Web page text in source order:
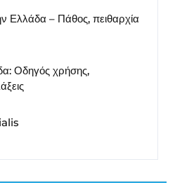
– Πάθος, πειθαρχία
Οδηγός χρήσης,